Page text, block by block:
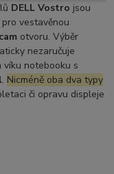
DELL Vostro jsou
vestavěnou
otvoru. Výběr
nezaručuje
víku notebooku s
. Nicméně oba dva typy
či opravu displeje